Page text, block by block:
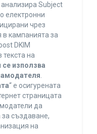
Subject
електронни
чрез
кампанията за
DKIM
текста на
използва
.
“ е осигурената
страницата
да
създаване,
на